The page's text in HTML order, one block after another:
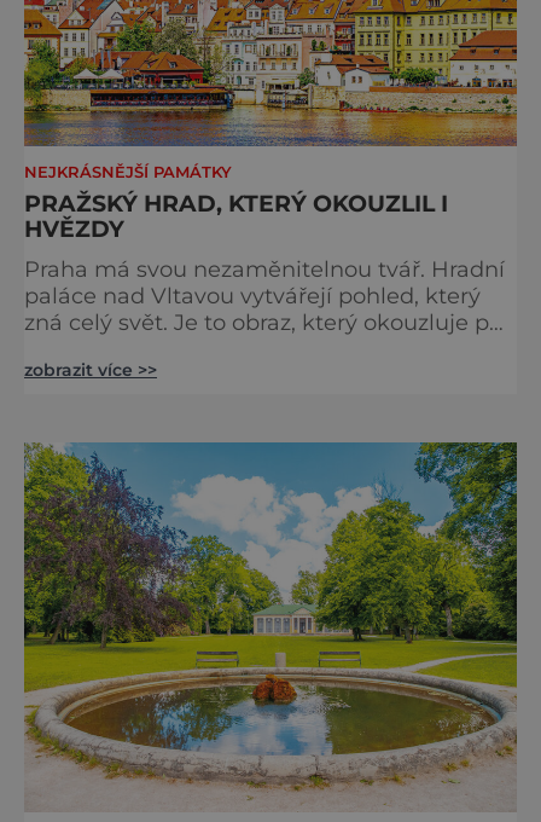
NEJKRÁSNĚJŠÍ PAMÁTKY
PRAŽSKÝ HRAD, KTERÝ OKOUZLIL I
HVĚZDY
Praha má svou nezaměnitelnou tvář. Hradní
paláce nad Vltavou vytvářejí pohled, který
zná celý svět. Je to obraz, který okouzluje po
jediný Čech, který by ho neznal. Pražský hrad
metropole, má ho na seznamu mí
zobrazit více >>